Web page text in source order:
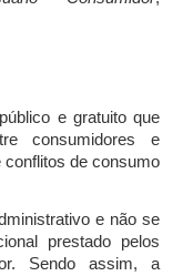
e gratuito que
consumidores e
conflitos de consumo
e não se
prestado pelos
Sendo assim, a